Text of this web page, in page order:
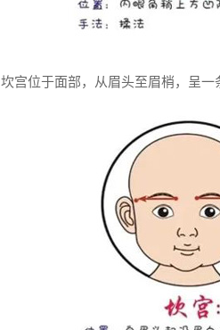
坎宫位于面部，从眉头至眉梢，呈一